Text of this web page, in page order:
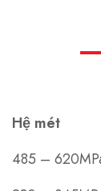
Hệ mét
485 –